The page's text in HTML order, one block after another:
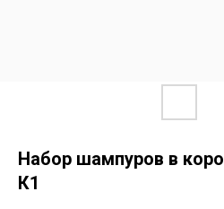
Набор шампуров в
К1